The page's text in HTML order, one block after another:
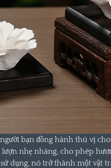
bạn đồng hành thú vị
nhẹ nhàng, cho phép
dụng, nó trở thành một vật